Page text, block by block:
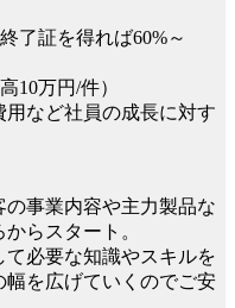
了証を得れば60%～
10万円/件）
など社員の成長に対す
事業内容や主力製品な
らスタート。
必要な知識やスキルを
を広げていくのでご安